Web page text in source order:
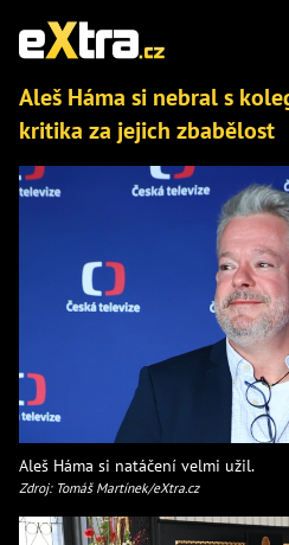
Aleš Háma si nebral s
kritika za jejich zbabělost
Aleš Háma si natáčení velmi užil.
Zdroj: Tomáš Martínek/eXtra.cz